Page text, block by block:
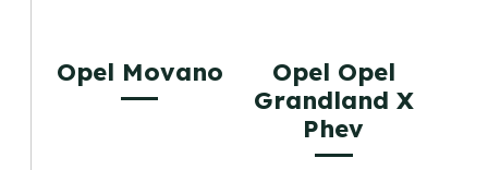
Opel Movano
Opel Opel
Grandland X
Phev